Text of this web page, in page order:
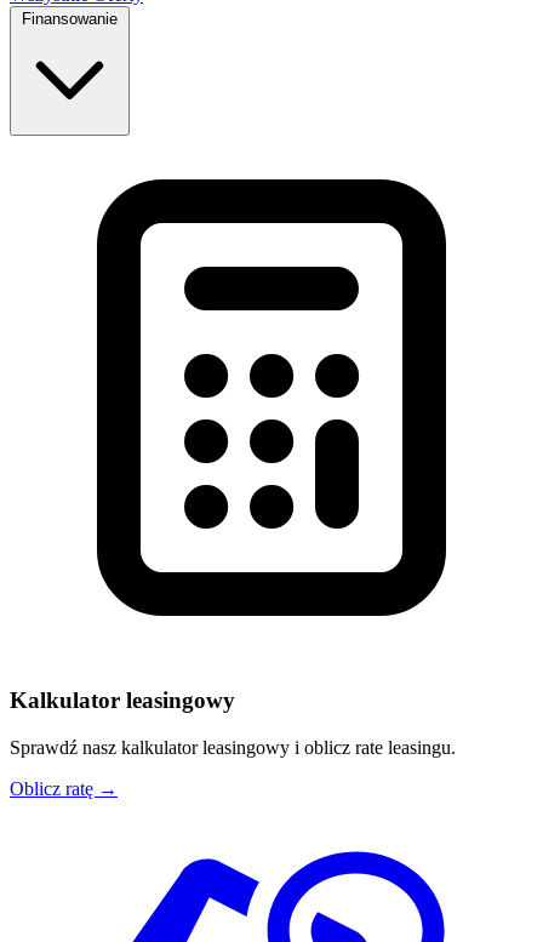
Finansowanie
Kalkulator leasingowy
Sprawdź nasz kalkulator leasingowy i oblicz rate leasingu.
Oblicz ratę →